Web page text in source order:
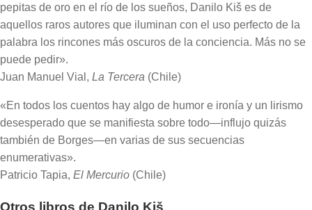
pepitas de oro en el río de los sueños, Danilo Kiš es de
aquellos raros autores que iluminan con el uso perfecto de la
palabra los rincones más oscuros de la conciencia. Más no se
puede pedir».
Juan Manuel Vial, La Tercera (Chile)
«En todos los cuentos hay algo de humor e ironía y un lirismo
desesperado que se manifiesta sobre todo—influjo quizás
también de Borges—en varias de sus secuencias
enumerativas».
Patricio Tapia, El Mercurio (Chile)
Otros libros de Danilo Kiš